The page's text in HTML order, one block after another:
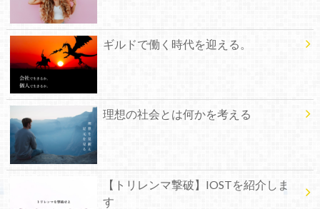
ギルドで働く時代を迎える。
理想の社会とは何かを考える
【トリレンマ撃破】IOSTを紹介しま
す